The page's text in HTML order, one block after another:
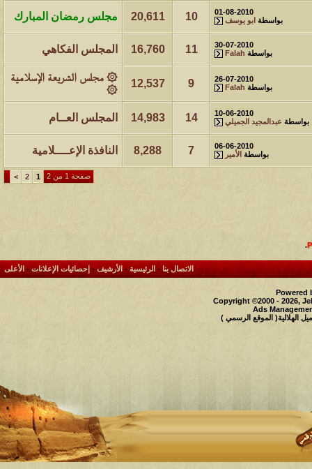
01-08-2010
بواسطة ابو يوسف 10
20,611 مجلس رمضان المبارك
30-07-2010
بواسطة Falah
11
16,760 المجلس الفكاهي
26-07-2010
بواسطة Falah
9
12,537
۞ مجلس الشريعة الإسلامية
۞
10-06-2010
بواسطة عبدالمجيد الجميلي 14
14,983 المجلس العــام
06-06-2010
بواسطة الأمير 7
8,288 النافذة الإعــــلامية
صفحة 1 من 2 1
2
>
.
الاتصال بنا- الرئيسية-الأرشيف- إحصائيات الإعلانات- الأعلى
Powered
Copyright ©2000 - 2026,
Ads
الهلالية( الموقع الرسمي )